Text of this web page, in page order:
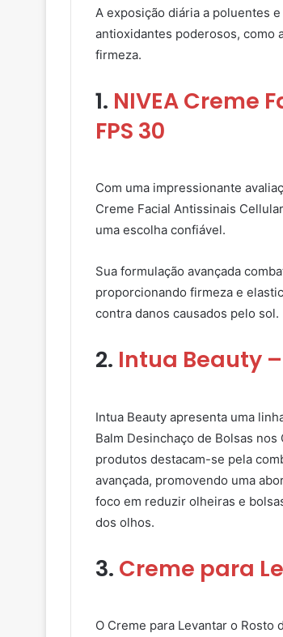
A exposição diária a poluentes
antioxidantes poderosos, como
firmeza.
1. NIVEA Creme
FPS 30
Com uma impressionante
Creme Facial Antissinais
uma escolha confiável.
Sua formulação avançada
proporcionando firmeza e
contra danos causados pelo sol.
2. Intua Beauty
Intua Beauty apresenta uma
Balm Desinchaço de Bolsas nos
produtos destacam-se pela
avançada, promovendo uma
foco em reduzir olheiras e
dos olhos.
3. Creme para
O Creme para Levantar o Rosto